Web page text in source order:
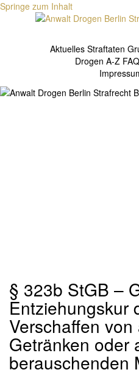
Springe zum Inhalt
Aktuelles Straftaten
Drogen A-Z FAQ
§ 323b StGB –
Entziehungskur
Verschaffen
Getränken oder
berauschenden